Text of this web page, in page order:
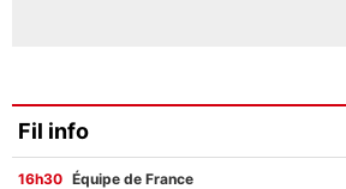
Fil info
16h30 Équipe de France